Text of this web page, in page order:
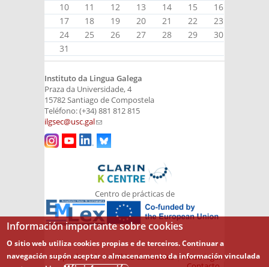
10
11 12 13 14 15
16
17
18 19 20 21 22
23
24
25 26 27 28 29
30
31
Instituto da Lingua Galega
Praza da Universidade, 4
15782 Santiago de Compostela
Teléfono: (+34) 881 812 815
ilgsec@usc.gal(link sends e-mail)
Centro de prácticas de
Aviso legal
Política de cookies
Mapa do web
Información importante sobre cookies
O sitio web utiliza cookies propias e de terceiros. Continuar a
navegación supón aceptar o almacenamento da información vinculada